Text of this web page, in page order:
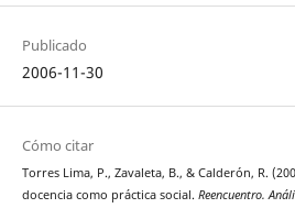
Publicado
2006-11-30
Cómo citar
Torres Lima, P., Zavaleta, B., & Calderón, R.
docencia como práctica social. Reencuentro.